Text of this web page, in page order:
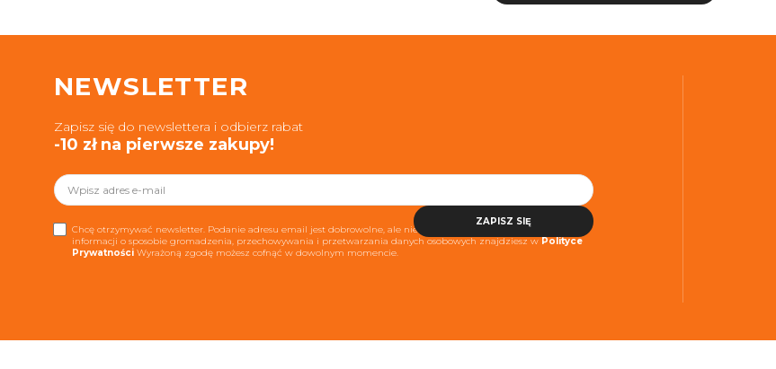
NEWSLETTER
Zapisz się do newslettera i odbierz rabat
-10 zł na pierwsze zakupy!
ZAPISZ SIĘ
Chcę otrzymywać newsletter. Podanie adresu email jest dobrowolne, ale niezbędne do realizacji usługi. Więcej
informacji o sposobie gromadzenia, przechowywania i przetwarzania danych osobowych znajdziesz w Polityce
Prywatności Wyrażoną zgodę możesz cofnąć w dowolnym momencie.